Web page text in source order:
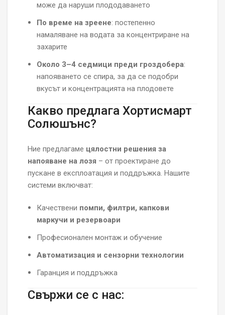
може да наруши плододаването
По време на зреене: постепенно
намаляване на водата за концентриране на
захарите
Около 3–4 седмици преди гроздобера:
напояването се спира, за да се подобри
вкусът и концентрацията на плодовете
Какво предлага Хортисмарт
Солюшънс?
Ние предлагаме цялостни решения за
напояване на лозя – от проектиране до
пускане в експлоатация и поддръжка. Нашите
системи включват:
Качествени помпи, филтри, капкови
маркучи и резервоари
Професионален монтаж и обучение
Автоматизация и сензорни технологии
Гаранция и поддръжка
Свържи се с нас: